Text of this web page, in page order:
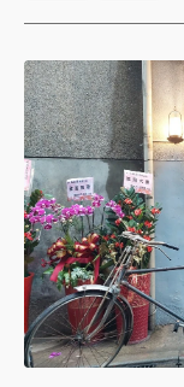
今年44歲外表鐵
其林星星」，談
落下男兒淚。